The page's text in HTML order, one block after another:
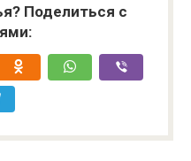
Поделиться с